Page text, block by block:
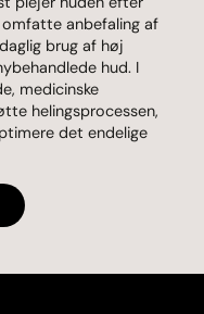
anbefaling af
brug af høj
hud. I
medicinske
helingsprocessen,
det endelige